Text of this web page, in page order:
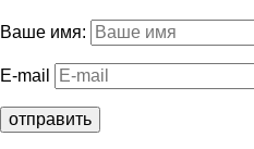
Ваше имя:
E-mail